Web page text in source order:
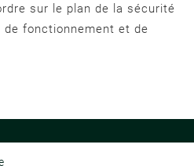
sur le plan de la sécurité
fonctionnement et de